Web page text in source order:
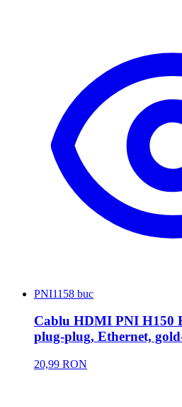
PNI1158 buc
Cablu HDMI PNI H150
plug-plug, Ethernet,
20,99 RON